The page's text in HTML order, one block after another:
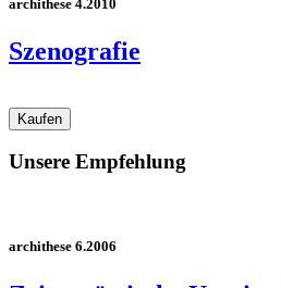
archithese 4.2010
Szenografie
Unsere Empfehlung
archithese 6.2006